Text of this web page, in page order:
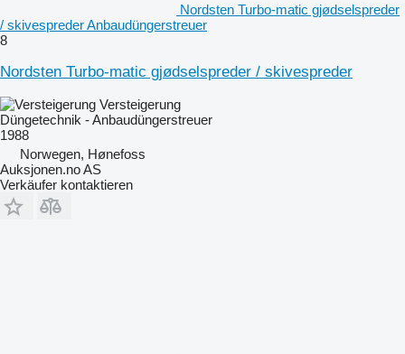
Nordsten Turbo-matic gjødselspreder
/ skivespreder Anbaudüngerstreuer
8
Nordsten Turbo-matic gjødselspreder / skivespreder
Versteigerung
Düngetechnik - Anbaudüngerstreuer
1988
Norwegen, Hønefoss
Auksjonen.no AS
Verkäufer kontaktieren